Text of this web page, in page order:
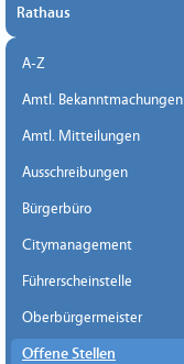
Rathaus
A-Z
Amtl. Bekanntmachungen
Amtl. Mitteilungen
Ausschreibungen
Bürgerbüro
Citymanagement
Führerscheinstelle
Oberbürgermeister
Offene Stellen